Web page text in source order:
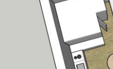
A louer très beau Kot/
centre historique de Mons,
des universités et Hautes
gare SNCB et Tec ) des
des